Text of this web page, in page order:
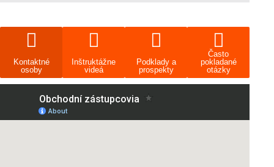
Kontaktné
osoby
Inštruktážne
videá
Podklady a
prospekty
Často
pokladané
otázky